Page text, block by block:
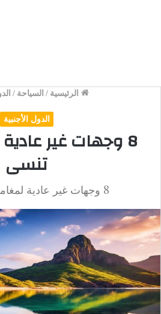
الرئيسية / السياحة /
الدول الأجنبية
8 وجهات غير
تنسى
8 وجهات غير عادية لمغامرات لا تنسى